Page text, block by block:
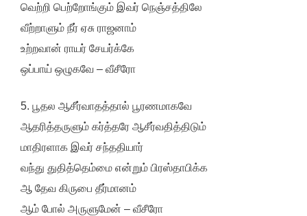
வெற்றி பெற்றோங்கும் இவர் நெஞ்சத்திலே
வீற்றாளும் நீர் ஏசு ராஜனாம்
உற்றவான் ராயர் சேயர்க்கே
ஒப்பாய் ஒழுகவே – வீசீரோ
5. பூதல ஆசீர்வாதத்தால் பூரணமாகவே
ஆதரித்தருளும் கர்த்தரே ஆசீர்வதித்திடும்
மாதிரளாக இவர் சந்ததியார்
வந்து துதித்தெம்மை என்றும் பிரஸ்தாபிக்க
ஆ தேவ கிருபை தீர்மானம்
ஆம் போல் அருளுமேன் – வீசீரோ